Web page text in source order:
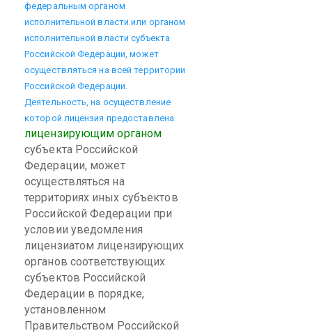
федеральным органом
исполнительной власти или органом
исполнительной власти субъекта
Российской Федерации, может
осуществляться на всей территории
Российской Федерации.
Деятельность, на осуществление
которой лицензия предоставлена
лицензирующим органом
субъекта Российской
Федерации, может
осуществляться на
территориях иных субъектов
Российской Федерации при
условии уведомления
лицензиатом лицензирующих
органов соответствующих
субъектов Российской
Федерации в порядке,
установленном
Правительством Российской